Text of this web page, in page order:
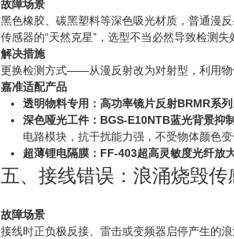
故障场景
黑色橡胶、碳黑塑料等深色吸光材质，普通漫
传感器的“天然克星”，选型不当必然导致检测失
解决措施
更换检测方式——从漫反射改为对射型，利用物
嘉准适配产品
透明物料专用：高功率镜片反射BRMR系列
深色哑光工件：BGS-E10NTB蓝光背景抑
电路模块，抗干扰能力强，不受物体颜色
超薄锂电隔膜：FF-403超高灵敏度光纤放
五、接线错误：浪涌烧毁传
故障场景
接线时正负极反接、雷击或变频器启停产生的